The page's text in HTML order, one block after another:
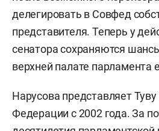
делегировать в Совфед
представителя. Теперь у
сенатора сохраняются
верхней палате парламента
Нарусова представляет Туву
Федерации с 2002 года. За